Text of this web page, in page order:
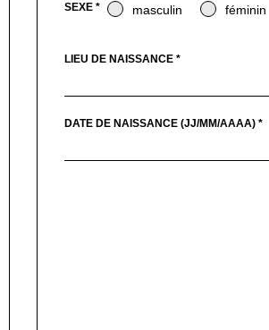
SEXE * masculin féminin
LIEU DE NAISSANCE *
DATE DE NAISSANCE (JJ/MM/AAAA) *